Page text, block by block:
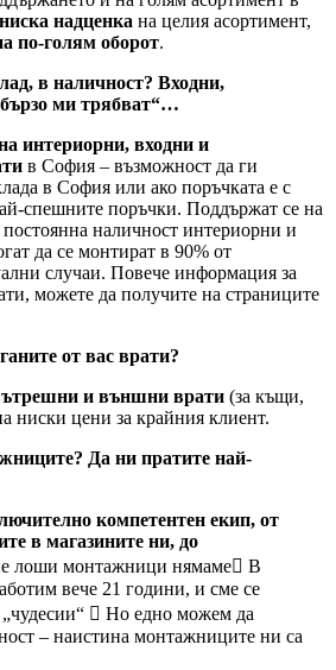
надценка на целия асортимент,
по-голям оборот.
в наличност? Входни,
ми трябват“…
интериорни, входни и
в София – възможност да ги
в София или ако поръчката е с
спешните поръчки. Поддържат се на
наличност интериорни и
да се монтират в 90% от
случаи. Повече информация за
можете да получите на страниците
от вас врати?
и външни врати (за къщи,
ниски цени за крайния клиент.
Да ни пратите най-
компетентен екип, от
в магазините ни, до
лоши монтажници нямаме В
вече 21 години, и сме се
„чудесии“  Но едно можем да
– наистина монтажниците ни са